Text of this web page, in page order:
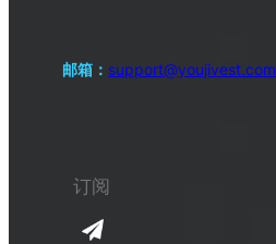
邮箱： support@youjivest.com